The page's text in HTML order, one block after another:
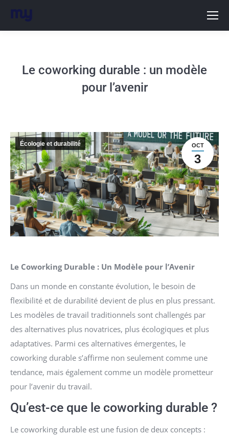
Le coworking durable : un modèle
pour l’avenir
OCT
3
Écologie et durabilité
Le Coworking Durable : Un Modèle pour l’Avenir
Dans un monde en constante évolution, le besoin de
flexibilité et de durabilité devient de plus en plus pressant.
Les modèles de travail traditionnels sont challengés par
des alternatives plus novatrices, plus écologiques et plus
adaptatives. Parmi ces alternatives émergentes, le
coworking durable s’affirme non seulement comme une
tendance, mais également comme un modèle prometteur
pour l’avenir du travail.
Qu’est-ce que le coworking durable ?
Le coworking durable est une fusion de deux concepts :